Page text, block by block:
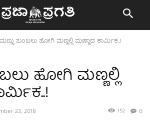
ಮಣ್ಣು ತುಂಬಲು ಹೋಗಿ ಮಣ್ಣಲ್ಲಿ ಮಣ್ಣಾದ ಕಾರ್ಮಿಕ..!
ಹೋಗಿ ಮಣ್ಣಲ್ಲಿ
23, 2018 0
152